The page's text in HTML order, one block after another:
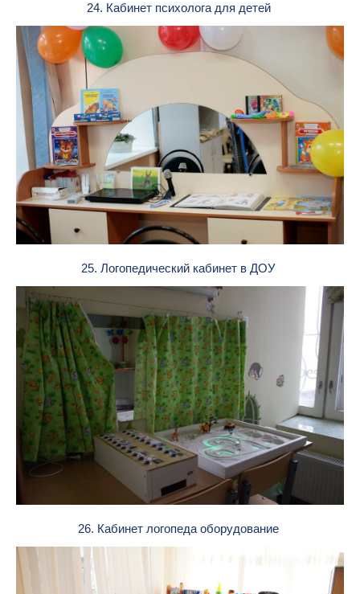
24. Кабинет психолога для детей
25. Логопедический кабинет в ДОУ
26. Кабинет логопеда оборудование